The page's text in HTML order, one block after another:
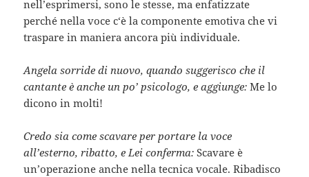
nell’esprimersi, sono le stesse, ma enfatizzate
perché nella voce c‘è la componente emotiva che vi
traspare in maniera ancora più individuale.
Angela sorride di nuovo, quando suggerisco che il
cantante è anche un po’ psicologo, e aggiunge:Me lo
dicono in molti!
Credo sia come scavare per portare la voce
all’esterno, ribatto, e Lei conferma: Scavare è
un’operazione anche nella tecnica vocale. Ribadisco